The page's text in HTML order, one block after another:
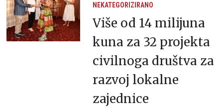
NEKATEGORIZIRANO
Više od 14 milijuna
kuna za 32 projekta
civilnoga društva za
razvoj lokalne
zajednice